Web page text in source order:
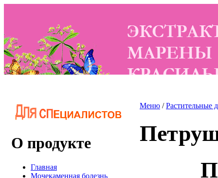
О продукте
Главная
Мочекаменная болезнь
Меню /Растительные